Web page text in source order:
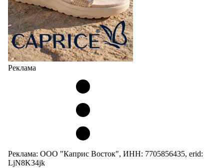
Реклама
Реклама: ООО "Каприс Восток", ИНН: 7705856435, erid:
LjN8K34jk